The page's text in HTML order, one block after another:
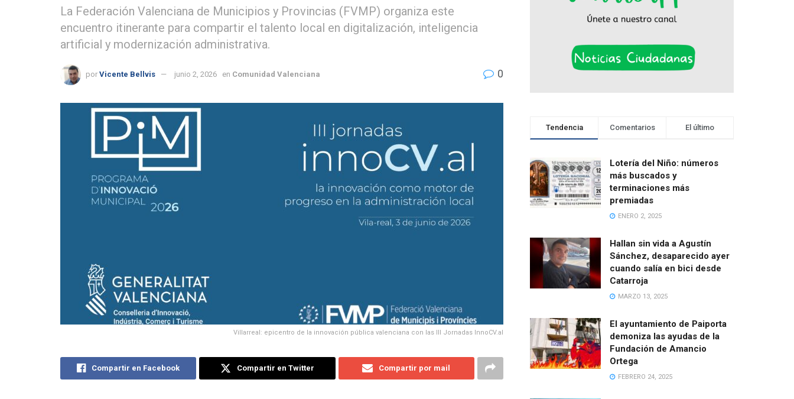
La Federación Valenciana de Municipios y Provincias (FVMP) organiza este
encuentro itinerante para compartir el talento local en digitalización, inteligencia
artificial y modernización administrativa.
por Vicente Bellvis junio 2, 2026 en Comunidad Valenciana 0
Villarreal: epicentro de la innovación pública valenciana con las III Jornadas InnoCV.al
Compartir en Facebook Compartir en Twitter Compartir por mail
Tendencia Comentarios El último
Lotería del Niño: números
más buscados y
terminaciones más
premiadas
ENERO 2, 2025
Hallan sin vida a Agustín
Sánchez, desaparecido ayer
cuando salía en bici desde
Catarroja
MARZO 13, 2025
El ayuntamiento de Paiporta
demoniza las ayudas de la
Fundación de Amancio
Ortega
FEBRERO 24, 2025